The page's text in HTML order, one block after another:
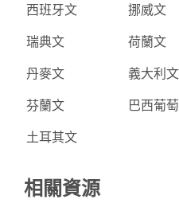
西班牙文
瑞典文
丹麥文
芬蘭文
土耳其文
挪威文
荷蘭文
義大利文
巴西葡
相關資源